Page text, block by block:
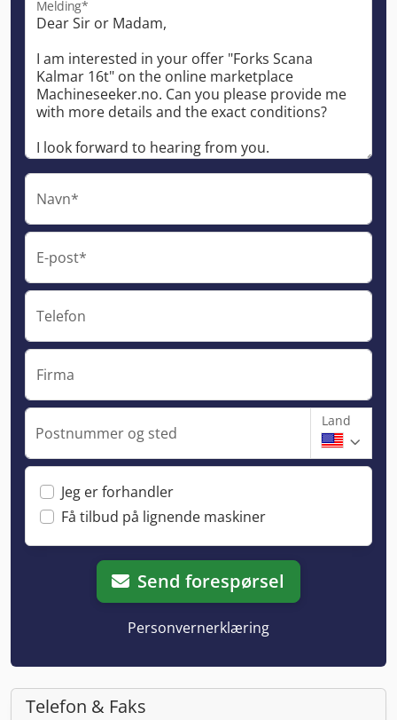
Melding*
Navn*
E-post*
Telefon
Firma
Postnummer og sted
Land
Jeg er forhandler
Få tilbud på lignende maskiner
Send forespørsel
Personvernerklæring
Telefon & Faks